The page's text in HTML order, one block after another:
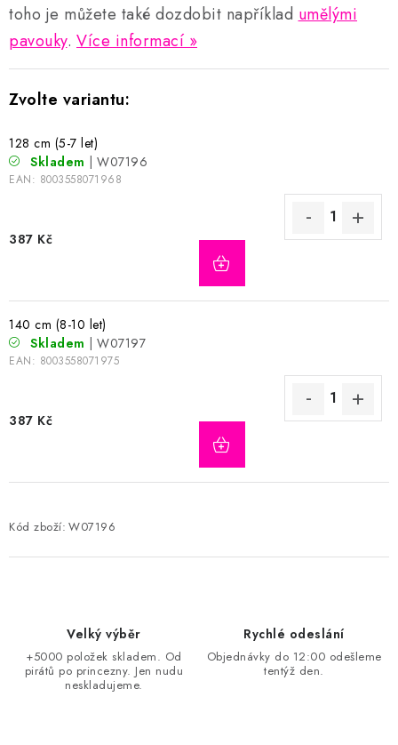
toho je můžete také dozdobit například umělými
pavouky. Více informací
128 cm (5-7 let)
Skladem | W07196
EAN: 8003558071968
387 Kč
140 cm (8-10 let)
Skladem | W07197
EAN: 8003558071975
387 Kč
Kód zboží: W07196
Velký výběr
+5000 položek skladem. Od
pirátů po princezny. Jen nudu
neskladujeme.
Rychlé odeslání
Objednávky do 12:00 odešleme
tentýž den.